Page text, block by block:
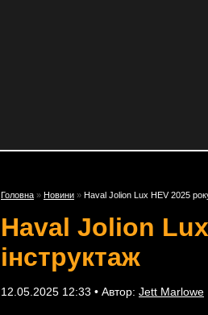
Головна » Новини » Haval Jolion Lux HEV 2025
Haval Jolion
інструктаж
12.05.2025 12:33 • Автор: Jett Marlowe